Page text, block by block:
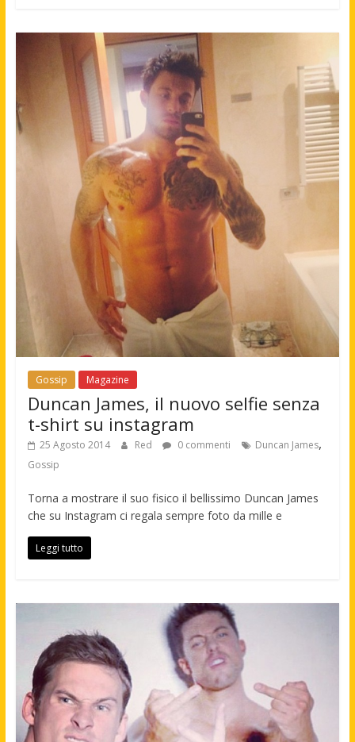
Gossip Magazine
Duncan James, il nuovo selfie senza
t-shirt su instagram
25 Agosto 2014 Red 0 commenti Duncan James,
Gossip
Torna a mostrare il suo fisico il bellissimo Duncan James
che su Instagram ci regala sempre foto da mille e
Leggi tutto